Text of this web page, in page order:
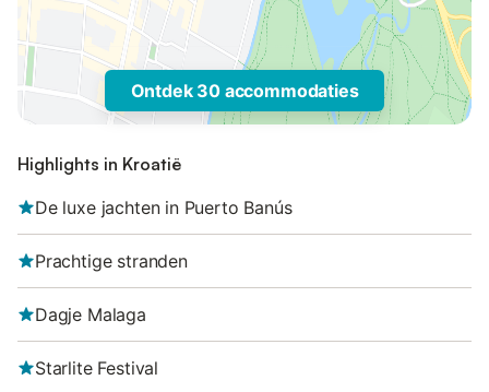
Ontdek 30 accommodaties
Highlights in Kroatië
De luxe jachten in Puerto Banús
Prachtige stranden
Dagje Malaga
Starlite Festival